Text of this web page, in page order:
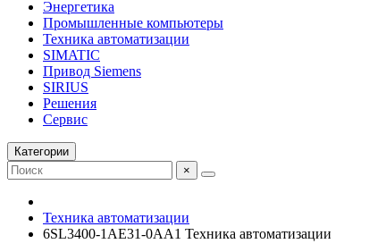
Энергетика
Промышленные компьютеры
Техника автоматизации
SIMATIC
Привод Siemens
SIRIUS
Решения
Сервис
Категории
×
Техника автоматизации
6SL3400-1AE31-0AA1 Техника автоматизации